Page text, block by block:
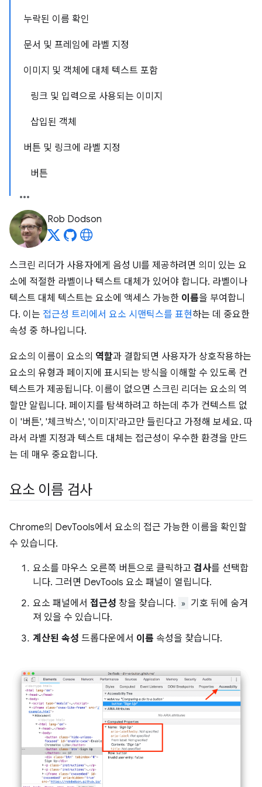
누락된 이름 확인
문서 및 프레임에 라벨 지정
이미지 및 객체에 대체 텍스트 포함
링크 및 입력으로 사용되는 이미지
삽입된 객체
버튼 및 링크에 라벨 지정
버튼
Rob Dodson
스크린 리더가 사용자에게 음성 UI를 제공하려면 의미 있는 요
소에 적절한 라벨이나 텍스트 대체가 있어야 합니다. 라벨이나
텍스트 대체 텍스트는 요소에 액세스 가능한 이름을 부여합니
다. 이는 접근성 트리에서 요소 시맨틱스를 표현하는 데 중요한
속성 중 하나입니다.
요소의 이름이 요소의 역할과 결합되면 사용자가 상호작용하는
요소의 유형과 페이지에 표시되는 방식을 이해할 수 있도록 컨
텍스트가 제공됩니다. 이름이 없으면 스크린 리더는 요소의 역
할만 알립니다. 페이지를 탐색하려고 하는데 추가 컨텍스트 없
이 '버튼', '체크박스', '이미지'라고만 들린다고 가정해 보세요. 따
라서 라벨 지정과 텍스트 대체는 접근성이 우수한 환경을 만드
는 데 매우 중요합니다.
요소 이름 검사
Chrome의 DevTools에서 요소의 접근 가능한 이름을 확인할
수 있습니다.
요소를 마우스 오른쪽 버튼으로 클릭하고 검사를 선택합
니다. 그러면 DevTools 요소 패널이 열립니다.
요소 패널에서 접근성 창을 찾습니다. » 기호 뒤에 숨겨
져 있을 수 있습니다.
계산된 속성 드롭다운에서 이름 속성을 찾습니다.